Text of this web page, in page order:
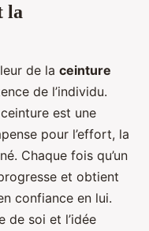
la
de la ceinture
de l’individu.
est une
pour l’effort, la
Chaque fois qu’un
et obtient
confiance en lui.
de soi et l’idée